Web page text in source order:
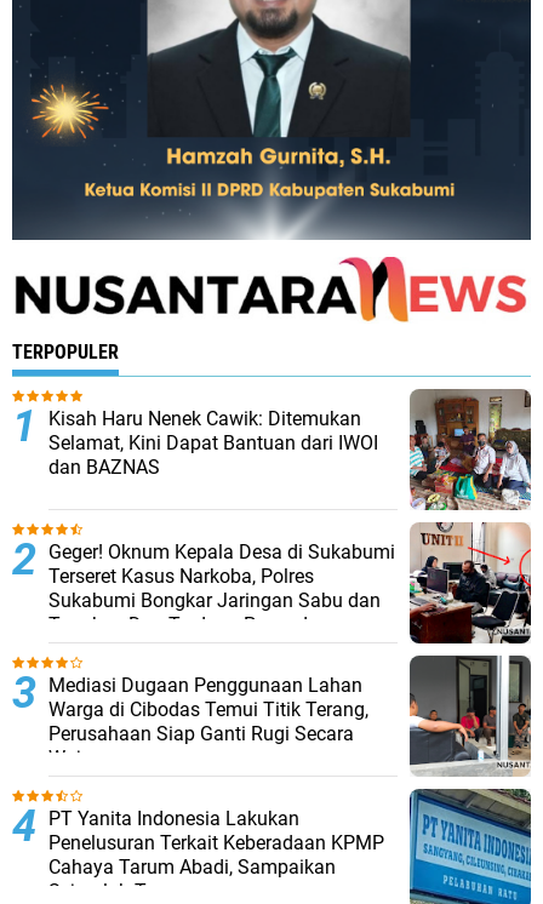
TERPOPULER
Kisah Haru Nenek Cawik: Ditemukan
Selamat, Kini Dapat Bantuan dari IWOI
dan BAZNAS
Geger! Oknum Kepala Desa di Sukabumi
Terseret Kasus Narkoba, Polres
Sukabumi Bongkar Jaringan Sabu dan
Tangkap Dua Terduga Pengedar
Mediasi Dugaan Penggunaan Lahan
Warga di Cibodas Temui Titik Terang,
Perusahaan Siap Ganti Rugi Secara
Wajar
PT Yanita Indonesia Lakukan
Penelusuran Terkait Keberadaan KPMP
Cahaya Tarum Abadi, Sampaikan
Sejumlah Temuan